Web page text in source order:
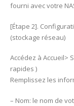
fourni avec votre
[Étape 2].
(stockage réseau)
Accédez à Accueil>
rapides )
Remplissez les
– Nom: le nom de